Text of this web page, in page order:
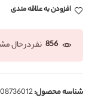
افزودن به علاقه مندی
856 نفر در حال
شناسه محصول: